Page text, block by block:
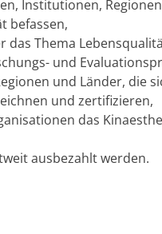
Institutionen,
befassen,
Thema
und
und Länder, die
und zertifizieren,
das
ausbezahlt werden.